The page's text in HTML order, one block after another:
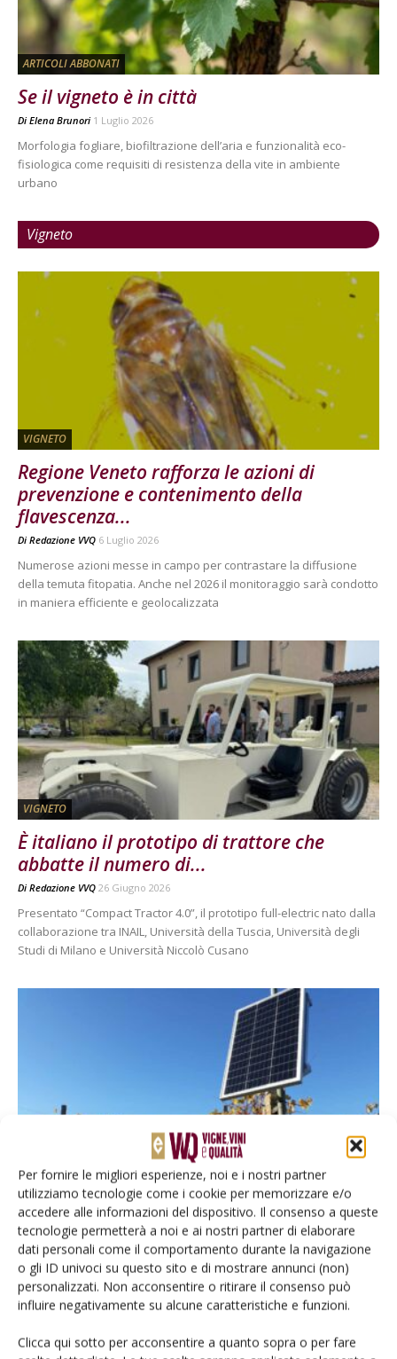
Per fornire le migliori esperienze, noi e i nostri partner
utilizziamo tecnologie come i cookie per memorizzare e/o
accedere alle informazioni del dispositivo. Il consenso a queste
tecnologie permetterà a noi e ai nostri partner di elaborare
dati personali come il comportamento durante la navigazione
o gli ID univoci su questo sito e di mostrare annunci (non)
personalizzati. Non acconsentire o ritirare il consenso può
influire negativamente su alcune caratteristiche e funzioni.
Clicca qui sotto per acconsentire a quanto sopra o per fare
ARTICOLI ABBONATI
Se il vigneto è in città
Di Elena Brunori 1 Luglio 2026
Morfologia fogliare, biofiltrazione dell’aria e funzionalità eco-
fisiologica come requisiti di resistenza della vite in ambiente
urbano
Vigneto
VIGNETO
Regione Veneto rafforza le azioni di
prevenzione e contenimento della
flavescenza...
Di Redazione VVQ 6 Luglio 2026
Numerose azioni messe in campo per contrastare la diffusione
della temuta fitopatia. Anche nel 2026 il monitoraggio sarà condotto
in maniera efficiente e geolocalizzata
VIGNETO
È italiano il prototipo di trattore che
abbatte il numero di...
Di Redazione VVQ 26 Giugno 2026
Presentato “Compact Tractor 4.0”, il prototipo full-electric nato dalla
collaborazione tra INAIL, Università della Tuscia, Università degli
Studi di Milano e Università Niccolò Cusano
Gestire la salute dei suoli col supporto dei
dati
DiMarcella Biddoccu e Giorgio Capello, CNR Stems - TorinoeAlice Argentero,
Elisa Paradivino, Centro Sperimentale Vitivinicolo di Fondazione Agrion -
Carpeneto (AL)
15 Giugno 2026
Le evidenze emerse da monitoraggi di lungo periodo eseguiti in
Piemonte e tutt’ora in corso
Cantina